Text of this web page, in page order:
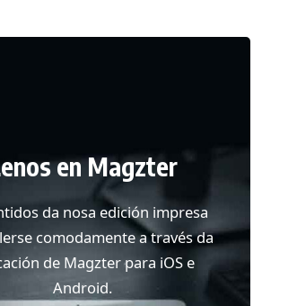
en Magzter
da nosa edición impresa
comodamente a través da
de Magzter para iOS e
Android.